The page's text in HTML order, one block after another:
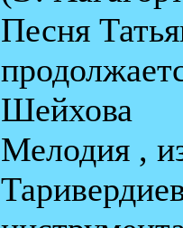
Песня
Шейхова
Мелодия ,